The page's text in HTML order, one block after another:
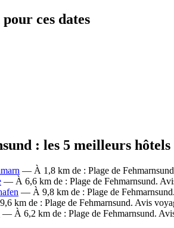
ces dates
: les 5 meilleurs
— À 1,8 km de : Plage de
— À 6,6 km de : Plage de Fehmarnsund.
— À 9,8 km de : Plage de
km de : Plage de Fehmarnsund. Avis
— À 6,2 km de : Plage de Fehmarnsund.